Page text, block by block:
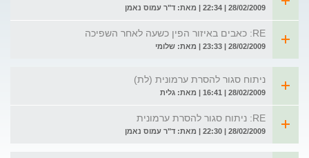
28/02/2009 | 22:34 | מאת: ד"ר עמוס נאמן
RE: כאבים באיזור הפין כשעה לאחר השפיכה
28/02/2009 | 23:33 | מאת: שלומי
ניתוח סגור להסרת ערמונית (לת)
28/02/2009 | 16:41 | מאת: גלית
RE: ניתוח סגור להסרת ערמונית
28/02/2009 | 22:30 | מאת: ד"ר עמוס נאמן